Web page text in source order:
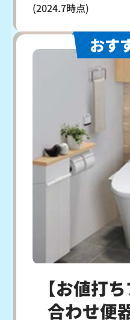
(2024.7時点)
おす
【お値打
合わせ便